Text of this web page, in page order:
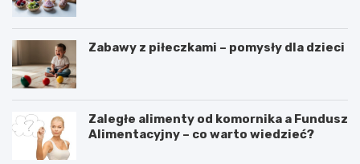
Zabawy z piłeczkami – pomysły dla dzieci
Zaległe alimenty od komornika a Fundusz
Alimentacyjny – co warto wiedzieć?